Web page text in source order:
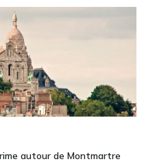
autour de Montmartre